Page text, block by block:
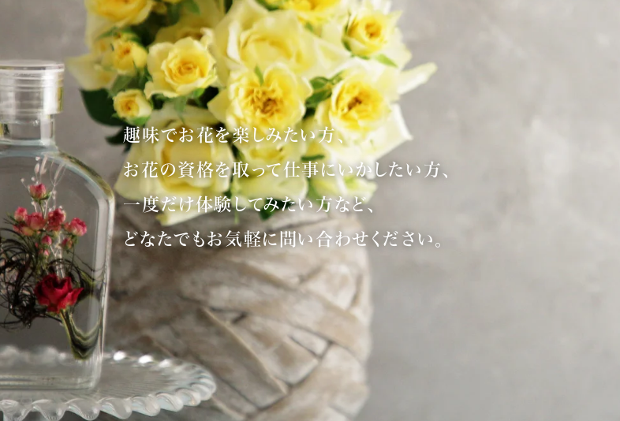
趣味でお花を楽しみたい方、
お花の資格を取って仕事にいかしたい方、
一度だけ体験してみたい方など、
どなたでもお気軽に問い合わせください。